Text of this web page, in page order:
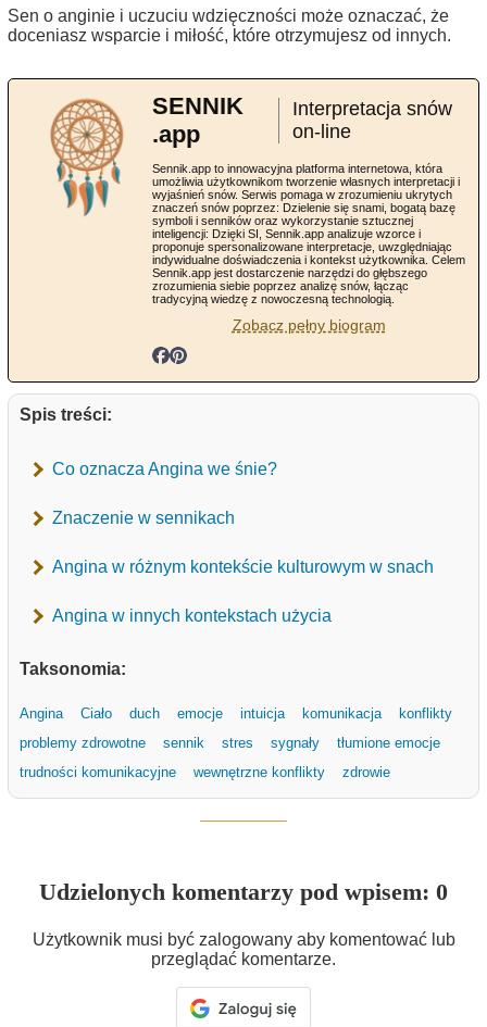
Sen o anginie i uczuciu wdzięczności może oznaczać, że
doceniasz wsparcie i miłość, które otrzymujesz od innych.
SENNIK
.app
Interpretacja snów
on-line
Sennik.app to innowacyjna platforma internetowa, która
umożliwia użytkownikom tworzenie własnych interpretacji i
wyjaśnień snów. Serwis pomaga w zrozumieniu ukrytych
znaczeń snów poprzez: Dzielenie się snami, bogatą bazę
symboli i senników oraz wykorzystanie sztucznej
inteligencji: Dzięki SI, Sennik.app analizuje wzorce i
proponuje spersonalizowane interpretacje, uwzględniając
indywidualne doświadczenia i kontekst użytkownika. Celem
Sennik.app jest dostarczenie narzędzi do głębszego
zrozumienia siebie poprzez analizę snów, łącząc
tradycyjną wiedzę z nowoczesną technologią.
Zobacz pełny biogram
Spis treści:
Co oznacza Angina we śnie?
Znaczenie w sennikach
Angina w różnym kontekście kulturowym w snach
Angina w innych kontekstach użycia
Taksonomia:
Angina Ciało duch emocje intuicja komunikacja
konflikty
problemy zdrowotne
sennik stres sygnały
tłumione emocje
trudności komunikacyjne
wewnętrzne konflikty zdrowie
Udzielonych komentarzy pod wpisem: 0
Użytkownik musi być zalogowany aby komentować lub
przeglądać komentarze.